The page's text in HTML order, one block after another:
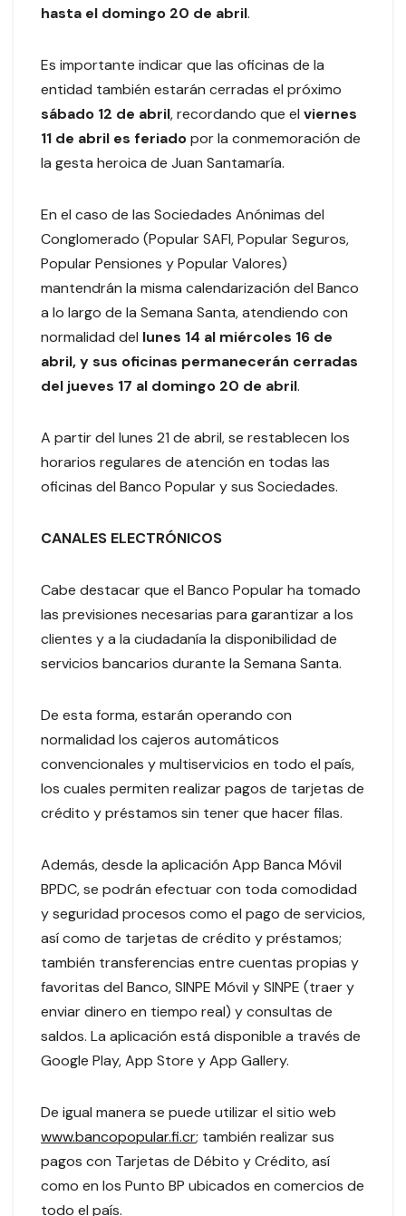
hasta el domingo 20 de abril.
Es importante indicar que las oficinas de la
entidad también estarán cerradas el próximo
sábado 12 de abril, recordando que el viernes
11 de abril es feriadopor la conmemoración de
la gesta heroica de Juan Santamaría.
En el caso de las Sociedades Anónimas del
Conglomerado (Popular SAFI, Popular Seguros,
Popular Pensiones y Popular Valores)
mantendrán la misma calendarización del Banco
a lo largo de la Semana Santa, atendiendo con
normalidad del lunes 14 al miércoles 16 de
abril, y sus oficinas permanecerán cerradas
del jueves 17 al domingo 20 de abril.
A partir del lunes 21 de abril, se restablecen los
horarios regulares de atención en todas las
oficinas del Banco Popular y sus Sociedades.
CANALES ELECTRÓNICOS
Cabe destacar que el Banco Popular ha tomado
las previsiones necesarias para garantizar a los
clientes y a la ciudadanía la disponibilidad de
servicios bancarios durante la Semana Santa.
De esta forma, estarán operando con
normalidad los cajeros automáticos
convencionales y multiservicios en todo el país,
los cuales permiten realizar pagos de tarjetas de
crédito y préstamos sin tener que hacer filas.
Además, desde la aplicación App Banca Móvil
BPDC, se podrán efectuar con toda comodidad
y seguridad procesos como el pago de servicios,
así como de tarjetas de crédito y préstamos;
también transferencias entre cuentas propias y
favoritas del Banco, SINPE Móvil y SINPE (traer y
enviar dinero en tiempo real) y consultas de
saldos. La aplicación está disponible a través de
Google Play, App Store y App Gallery.
De igual manera se puede utilizar el sitio web
www.bancopopular.fi.cr; también realizar sus
pagos con Tarjetas de Débito y Crédito, así
como en los Punto BP ubicados en comercios de
todo el país.